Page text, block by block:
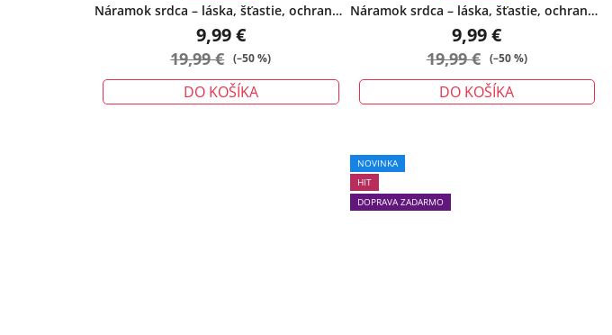
Náramok srdca – láska, šťastie, ochrana -
veľký
9,99 €
19,99 € (–50 %)
DO KOŠÍKA
Náramok srdca – láska, šťastie, ochrana -
malý
9,99 €
19,99 € (–50 %)
DO KOŠÍKA
NOVINKA
HIT
DOPRAVA ZADARMO